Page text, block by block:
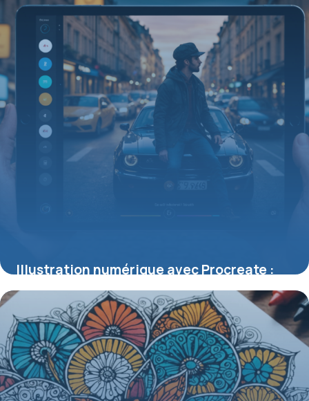
Illustration numérique avec Procreate :
tout savoir sur cette app iPad Pro
25 mai 2026